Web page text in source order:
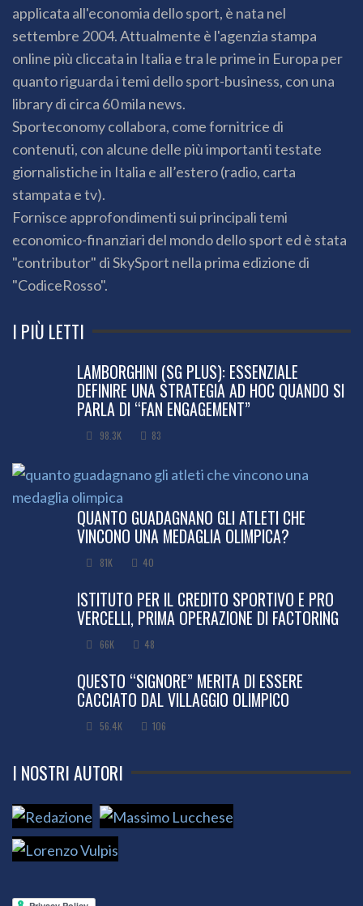
applicata all'economia dello sport, è nata nel
settembre 2004. Attualmente è l'agenzia stampa
online più cliccata in Italia e tra le prime in Europa per
quanto riguarda i temi dello sport-business, con una
library di circa 60 mila news.
Sporteconomy collabora, come fornitrice di
contenuti, con alcune delle più importanti testate
giornalistiche in Italia e all’estero (radio, carta
stampata e tv).
Fornisce approfondimenti sui principali temi
economico-finanziari del mondo dello sport ed è stata
"contributor" di SkySport nella prima edizione di
"CodiceRosso".
I PIÙ LETTI
LAMBORGHINI (SG PLUS): ESSENZIALE
DEFINIRE UNA STRATEGIA AD HOC QUANDO SI
PARLA DI “FAN ENGAGEMENT”
98.3K 83
QUANTO GUADAGNANO GLI ATLETI CHE
VINCONO UNA MEDAGLIA OLIMPICA?
81K 40
ISTITUTO PER IL CREDITO SPORTIVO E PRO
VERCELLI, PRIMA OPERAZIONE DI FACTORING
66K 48
QUESTO “SIGNORE” MERITA DI ESSERE
CACCIATO DAL VILLAGGIO OLIMPICO
56.4K 106
I NOSTRI AUTORI